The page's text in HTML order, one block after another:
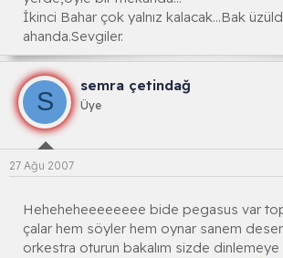
İkinci Bahar çok yalnız kalacak...Bak
ahanda.Sevgiler.
S
semra çetindağ
Üye
27 Ağu 2007
Heheheheeeeeeee bide pegasus var
çalar hem söyler hem oynar sanem
orkestra oturun bakalım sizde